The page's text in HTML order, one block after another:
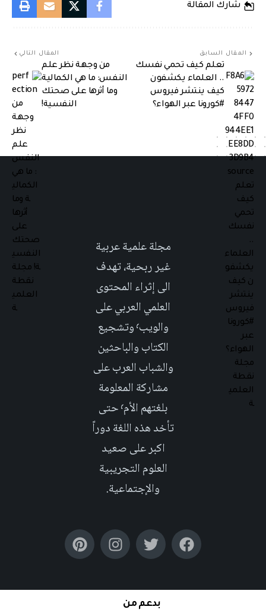
شارك المقالة
المقال السابق
تعلم كيف تحمي نفسك
.. العلماء يكشفون
كيف ينتشر فيروس
#كورونا عبر الهواء؟
المقال التالي
من وجهة نظر علم
النفس: ما هي الكمالية
وما أثرها على صحتك
النفسية!
مجلة علمية عربية
غير ربحية، تهدف
الى إثراء المحتوى
العلمي العربي على
والويب٬ وتشجيع
الكتاب والباحثين
والشباب العرب على
مشاركة المعلومة
بلغتهم الأم٬ حتى
تأخد هذه اللغة دوراً
اكبر على صعيد
العلوم التجريبية
والإجتماعية.
بدعم من